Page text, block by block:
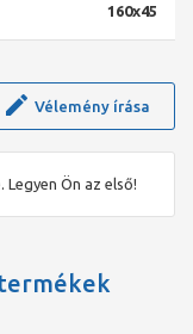
160x45
Vélemény írása
Ön az első!